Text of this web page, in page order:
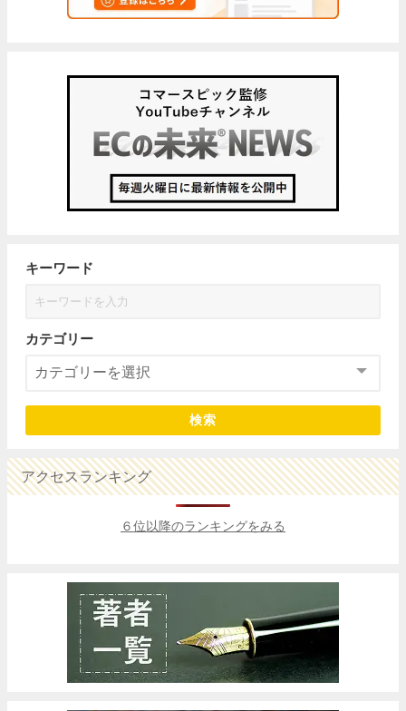
キーワード
カテゴリー
検索
アクセスランキング
６位以降のランキングをみる